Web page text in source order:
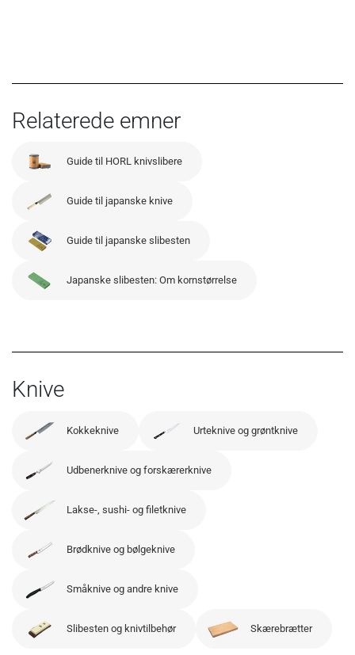
Relaterede emner
Guide til HORL knivslibere
Guide til japanske knive
Guide til japanske slibesten
Japanske slibesten: Om kornstørrelse
Knive
Kokkeknive Urteknive og grøntknive
Udbenerknive og forskærerknive
Lakse-, sushi- og filetknive
Brødknive og bølgeknive
Småknive og andre knive
Slibesten og knivtilbehør Skærebrætter